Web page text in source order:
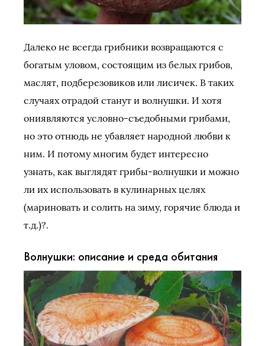
Далеко не всегда грибники возвращаются с
богатым уловом, состоящим из белых грибов,
маслят, подберезовиков или лисичек. В таких
случаях отрадой станут и волнушки. И хотя
ониявляются условно-съедобными грибами,
но это отнюдь не убавляет народной любви к
ним. И потому многим будет интересно
узнать, как выглядят грибы-волнушки и можно
ли их использовать в кулинарных целях
(мариновать и солить на зиму, горячие блюда и
т.д.)?.
Волнушки: описание и среда обитания